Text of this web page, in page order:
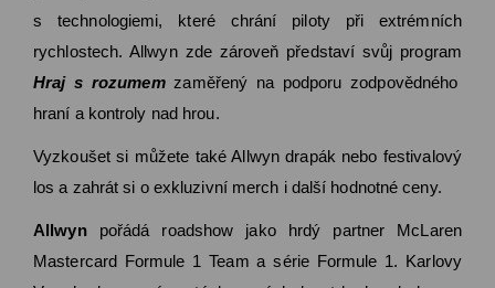
s technologiemi, které chrání piloty při extrémních
rychlostech. Allwyn zde zároveň představí svůj program
Hraj s rozumemzaměřený na podporu zodpovědného
hraní a kontroly nad hrou.
Vyzkoušet si můžete také Allwyn drapák nebo festivalový
los a zahrát si o exkluzivní merch i další hodnotné ceny.
Allwyn pořádá roadshow jako hrdý partner McLaren
Mastercard Formule 1 Team a série Formule 1. Karlovy